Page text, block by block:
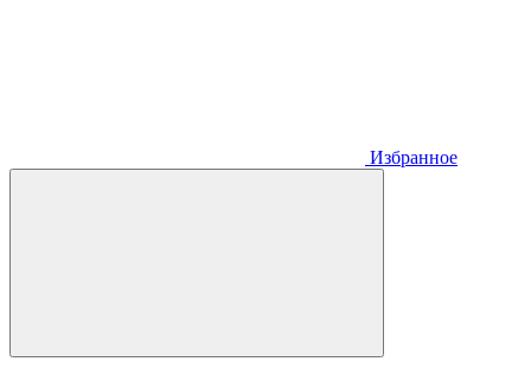
Избранное